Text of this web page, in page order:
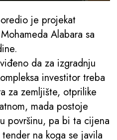
je projekat
Alabara sa
da za izgradnju
investitor treba
za zemljište, otprilike
mada postoje
površinu, pa bi ta cijena
na koga se javila